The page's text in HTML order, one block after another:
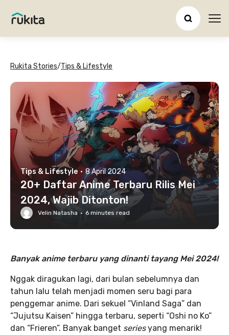
Rukita Stories/Tips & Lifestyle
Tips & Lifestyle · 8 April 2024
20+ Daftar Anime Terbaru Rilis Mei
2024, Wajib Ditonton!
Velin Natasha · 6 minutes read
Banyak anime terbaru yang dinanti tayang Mei 2024!
Nggak diragukan lagi, dari bulan sebelumnya dan
tahun lalu telah menjadi momen seru bagi para
penggemar anime. Dari sekuel “Vinland Saga” dan
“Jujutsu Kaisen” hingga terbaru, seperti “Oshi no Ko”
dan “Frieren”. Banyak banget seriesyang menarik!